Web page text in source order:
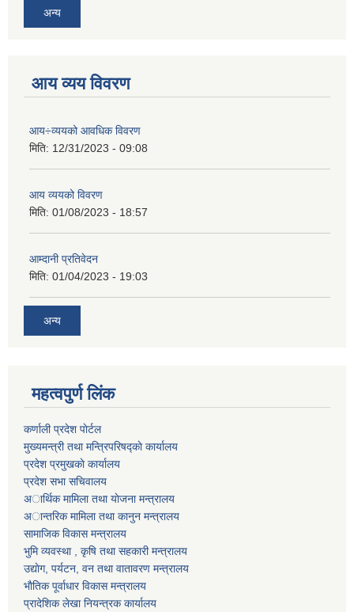
अन्य
आय व्यय विवरण
आय÷व्ययको आवधिक विवरण
मिति: 12/31/2023 - 09:08
आय व्ययको विवरण
मिति: 01/08/2023 - 18:57
आम्दानी प्रतिवेदन
मिति: 01/04/2023 - 19:03
अन्य
महत्वपुर्ण लिंक
कर्णाली प्रदेश पाेर्टल
मुख्यमन्त्री तथा मन्त्रिपरिषद्काे कार्यालय
प्रदेश प्रमुखकाे कार्यालय
प्रदेश सभा सचिवालय
अार्थिक मामिला तथा याेजना मन्त्रालय
अान्तरिक मामिला तथा कानुन मन्त्रालय
सामाजिक विकास मन्त्रालय
भुमि व्यवस्था , कृषि तथा सहकारी मन्त्रालय
उद्याेग, पर्यटन, वन तथा वातावरण मन्त्रालय
भाैतिक पूर्वाधार विकास मन्त्रालय
प्रादेशिक लेखा नियन्त्रक कार्यालय